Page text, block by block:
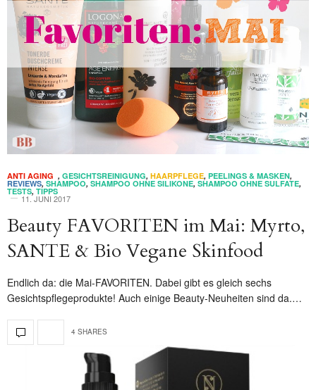
ANTI AGING , GESICHTSREINIGUNG, HAARPFLEGE, PEELINGS & MASKEN,
REVIEWS, SHAMPOO, SHAMPOO OHNE SILIKONE, SHAMPOO OHNE SULFATE,
TESTS, TIPPS
11. JUNI 2017
Beauty FAVORITEN im Mai: Myrto,
SANTE & Bio Vegane Skinfood
Endlich da: die Mai-FAVORITEN. Dabei gibt es gleich sechs
Gesichtspflegeprodukte! Auch einige Beauty-Neuheiten sind da.…
4 SHARES